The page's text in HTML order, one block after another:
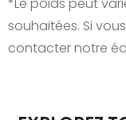
*Le poids peut
souhaitées. Si
contacter notre